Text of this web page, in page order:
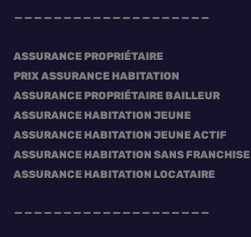
ASSURANCE PROPRIÉTAIRE
PRIX ASSURANCE HABITATION
ASSURANCE PROPRIÉTAIRE BAILLEUR
ASSURANCE HABITATION JEUNE
ASSURANCE HABITATION JEUNE ACTIF
ASSURANCE HABITATION SANS FRANCHISE
ASSURANCE HABITATION LOCATAIRE